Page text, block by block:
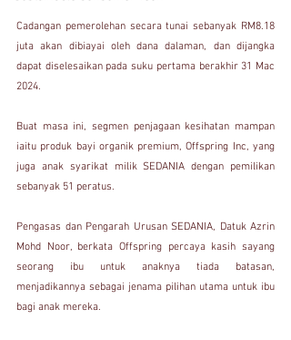
Cadangan pemerolehan secara tunai sebanyak RM8.18
juta akan dibiayai oleh dana dalaman, dan dijangka
dapat diselesaikan pada suku pertama berakhir 31 Mac
2024.
Buat masa ini, segmen penjagaan kesihatan mampan
iaitu produk bayi organik premium, Offspring Inc, yang
juga anak syarikat milik SEDANIA dengan pemilikan
sebanyak 51 peratus.
Pengasas dan Pengarah Urusan SEDANIA, Datuk Azrin
Mohd Noor, berkata Offspring percaya kasih sayang
seorang ibu untuk anaknya tiada batasan,
menjadikannya sebagai jenama pilihan utama untuk ibu
bagi anak mereka.